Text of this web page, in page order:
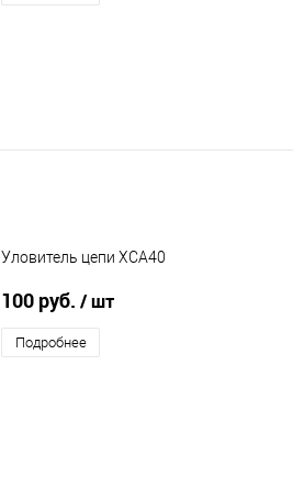
Уловитель цепи XCA40
100 руб. / шт
Подробнее